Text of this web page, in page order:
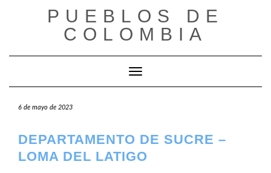
PUEBLOS DE
COLOMBIA
Cambiar modo de navegación
6 de mayo de 2023
DEPARTAMENTO DE SUCRE –
LOMA DEL LATIGO